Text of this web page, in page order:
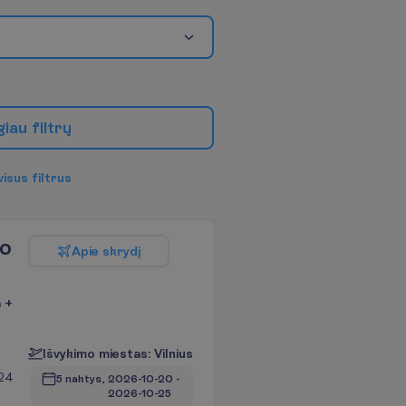
iau filtrų
isus filtrus
+
Išvykimo miestas: Vilnius
5 naktys, 2026-10-20 -
2026-10-25
Apie skrydį